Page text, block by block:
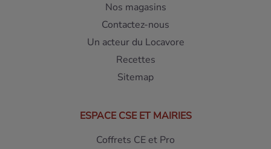
Nos magasins
Contactez-nous
Un acteur du Locavore
Recettes
Sitemap
ESPACE CSE ET MAIRIES
Coffrets CE et Pro